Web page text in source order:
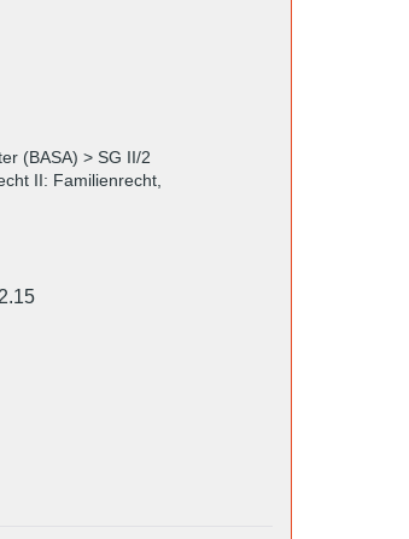
(BASA) > SG II/2
II: Familienrecht,